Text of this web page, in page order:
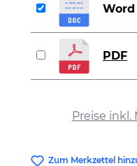
Preise inkl.
Word
PDF
Zum Merkzettel